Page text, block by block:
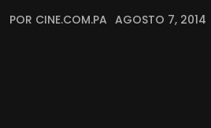
POR CINE.COM.PA AGOSTO 7, 2014